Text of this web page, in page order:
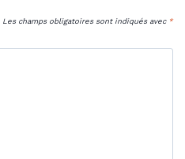
Les champs obligatoires sont indiqués avec *